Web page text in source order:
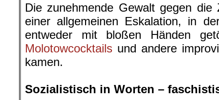
Die zunehmende Gewalt gegen die
einer allgemeinen Eskalation, in
entweder mit bloßen Händen
Molotowcocktails und andere
kamen.
Sozialistisch in Worten –